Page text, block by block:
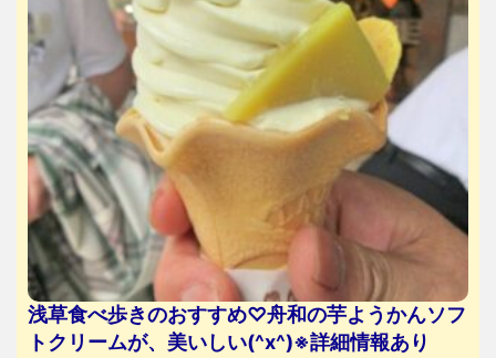
浅草食べ歩きのおすすめ♡舟和の芋ようかんソフ
トクリームが、美いしい(^x^)※詳細情報あり